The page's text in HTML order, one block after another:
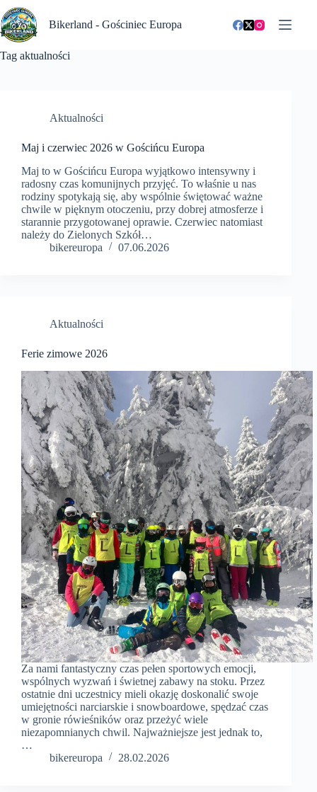
Przejdź
do
treści
Bikerland - Gościniec Europa
Tag aktualności
Aktualności
Maj i czerwiec 2026 w Gościńcu Europa
Maj to w Gościńcu Europa wyjątkowo intensywny i
radosny czas komunijnych przyjęć. To właśnie u nas
rodziny spotykają się, aby wspólnie świętować ważne
chwile w pięknym otoczeniu, przy dobrej atmosferze i
starannie przygotowanej oprawie. Czerwiec natomiast
należy do Zielonych Szkół…
bikereuropa
07.06.2026
Aktualności
Ferie zimowe 2026
Za nami fantastyczny czas pełen sportowych emocji,
wspólnych wyzwań i świetnej zabawy na stoku. Przez
ostatnie dni uczestnicy mieli okazję doskonalić swoje
umiejętności narciarskie i snowboardowe, spędzać czas
w gronie rówieśników oraz przeżyć wiele
niezapomnianych chwil. Najważniejsze jest jednak to,
…
bikereuropa
28.02.2026